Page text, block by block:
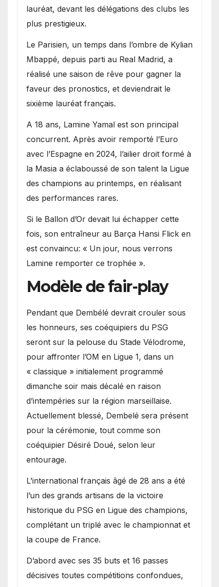
lauréat, devant les délégations des clubs les
plus prestigieux.
Le Parisien, un temps dans l’ombre de Kylian
Mbappé, depuis parti au Real Madrid, a
réalisé une saison de rêve pour gagner la
faveur des pronostics, et deviendrait le
sixième lauréat français.
A 18 ans, Lamine Yamal est son principal
concurrent. Après avoir remporté l’Euro
avec l’Espagne en 2024, l’ailier droit formé à
la Masia a éclaboussé de son talent la Ligue
des champions au printemps, en réalisant
des performances rares.
Si le Ballon d’Or devait lui échapper cette
fois, son entraîneur au Barça Hansi Flick en
est convaincu: « Un jour, nous verrons
Lamine remporter ce trophée ».
Modèle de fair-play
Pendant que Dembélé devrait crouler sous
les honneurs, ses coéquipiers du PSG
seront sur la pelouse du Stade Vélodrome,
pour affronter l’OM en Ligue 1, dans un
« classique » initialement programmé
dimanche soir mais décalé en raison
d’intempéries sur la région marseillaise.
Actuellement blessé, Dembelé sera présent
pour la cérémonie, tout comme son
coéquipier Désiré Doué, selon leur
entourage.
L’international français âgé de 28 ans a été
l’un des grands artisans de la victoire
historique du PSG en Ligue des champions,
complétant un triplé avec le championnat et
la coupe de France.
D’abord avec ses 35 buts et 16 passes
décisives toutes compétitions confondues,